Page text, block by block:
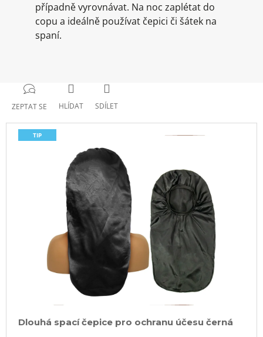
případně vyrovnávat. Na noc zaplétat do
copu a ideálně používat čepici či šátek na
spaní.
ZEPTAT SE HLÍDAT SDÍLET
TIP
Dlouhá spací čepice pro ochranu účesu černá